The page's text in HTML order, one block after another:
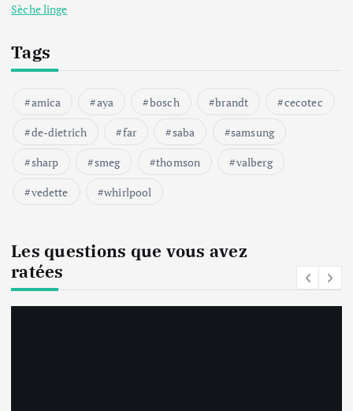
Sèche linge
Tags
amica aya bosch brandt
cecotec
de-dietrich
far saba
samsung
sharp
smeg thomson
valberg
vedette
whirlpool
Les questions que vous avez
ratées